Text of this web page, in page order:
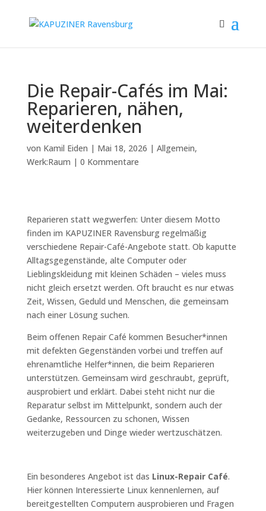
Die Repair-Cafés im Mai:
Reparieren, nähen,
weiterdenken
von Kamil Eiden | Mai 18, 2026 | Allgemein,
Werk:Raum | 0 Kommentare
Reparieren statt wegwerfen: Unter diesem Motto
finden im KAPUZINER Ravensburg regelmäßig
verschiedene Repair-Café-Angebote statt. Ob kaputte
Alltagsgegenstände, alte Computer oder
Lieblingskleidung mit kleinen Schäden – vieles muss
nicht gleich ersetzt werden. Oft braucht es nur etwas
Zeit, Wissen, Geduld und Menschen, die gemeinsam
nach einer Lösung suchen.
Beim offenen Repair Café kommen Besucher*innen
mit defekten Gegenständen vorbei und treffen auf
ehrenamtliche Helfer*innen, die beim Reparieren
unterstützen. Gemeinsam wird geschraubt, geprüft,
ausprobiert und erklärt. Dabei steht nicht nur die
Reparatur selbst im Mittelpunkt, sondern auch der
Gedanke, Ressourcen zu schonen, Wissen
weiterzugeben und Dinge wieder wertzuschätzen.
Ein besonderes Angebot ist das Linux-Repair Café.
Hier können Interessierte Linux kennenlernen, auf
bereitgestellten Computern ausprobieren und Fragen